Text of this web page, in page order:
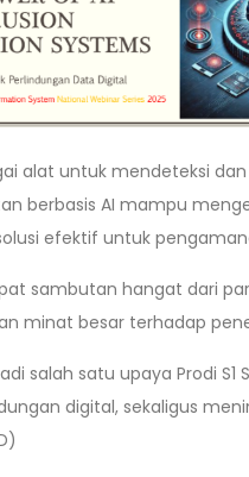
alat untuk mendeteksi
berbasis AI mampu
efektif untuk
sambutan hangat dari
minat besar terhadap
salah satu upaya Prodi
digital, sekaligus